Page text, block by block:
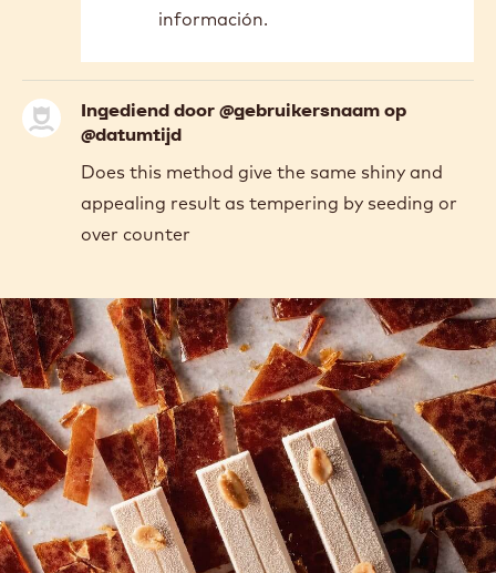
Colombia…
Nancy
Forero
información.
Ingediend door @gebruikersnaam op
@datumtijd
Does this method give the same shiny and
appealing result as tempering by seeding or
over counter